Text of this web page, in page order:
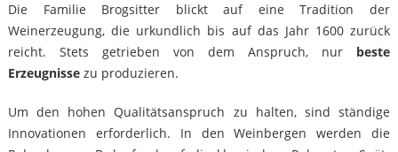
Die Familie Brogsitter blickt auf eine Tradition der
Weinerzeugung, die urkundlich bis auf das Jahr 1600 zurück
reicht. Stets getrieben von dem Anspruch, nur beste
Erzeugnissezu produzieren.
Um den hohen Qualitätsanspruch zu halten, sind ständige
Innovationen erforderlich. In den Weinbergen werden die